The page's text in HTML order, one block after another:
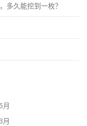
多久能挖到一枚？
月
月